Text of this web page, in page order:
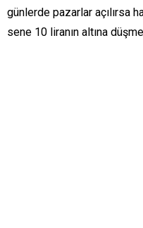
günlerde pazarlar açılırsa
sene 10 liranın altına